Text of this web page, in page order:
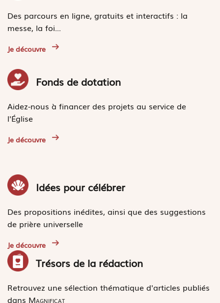
Des parcours en ligne, gratuits et interactifs : la
messe, la foi...
Je découvre
Fonds de dotation
Aidez-nous à financer des projets au service de
l'Église
Je découvre
Idées pour célébrer
Des propositions inédites, ainsi que des suggestions
de prière universelle
Je découvre
Trésors de la rédaction
Retrouvez une sélection thématique d'articles publiés
dans Magnificat